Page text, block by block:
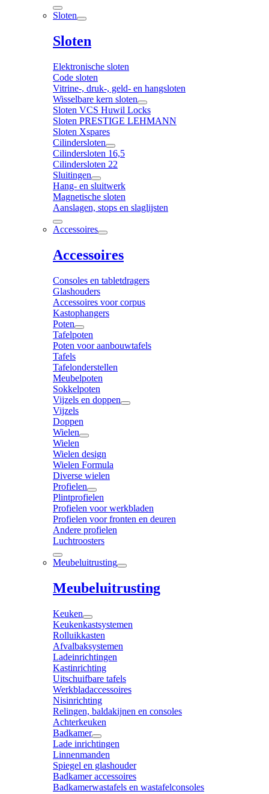
Sloten
Sloten
Elektronische sloten
Code sloten
Vitrine-, druk-, geld- en hangsloten
Wisselbare kern sloten
Sloten VCS Huwil Locks
Sloten PRESTIGE LEHMANN
Sloten Xspares
Cilindersloten
Cilindersloten 16,5
Cilindersloten 22
Sluitingen
Hang- en sluitwerk
Magnetische sloten
Aanslagen, stops en slaglijsten
Accessoires
Accessoires
Consoles en tabletdragers
Glashouders
Accessoires voor corpus
Kastophangers
Poten
Tafelpoten
Poten voor aanbouwtafels
Tafels
Tafelonderstellen
Meubelpoten
Sokkelpoten
Vijzels en doppen
Vijzels
Doppen
Wielen
Wielen
Wielen design
Wielen Formula
Diverse wielen
Profielen
Plintprofielen
Profielen voor werkbladen
Profielen voor fronten en deuren
Andere profielen
Luchtroosters
Meubeluitrusting
Meubeluitrusting
Keuken
Keukenkastsystemen
Rolluikkasten
Afvalbaksystemen
Ladeinrichtingen
Kastinrichting
Uitschuifbare tafels
Werkbladaccessoires
Nisinrichting
Relingen, baldakijnen en consoles
Achterkeuken
Badkamer
Lade inrichtingen
Linnenmanden
Spiegel en glashouder
Badkamer accessoires
Badkamerwastafels en wastafelconsoles